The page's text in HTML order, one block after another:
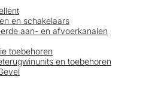
en schakelaars
aan- en afvoerkanalen
toebehoren
en toebehoren